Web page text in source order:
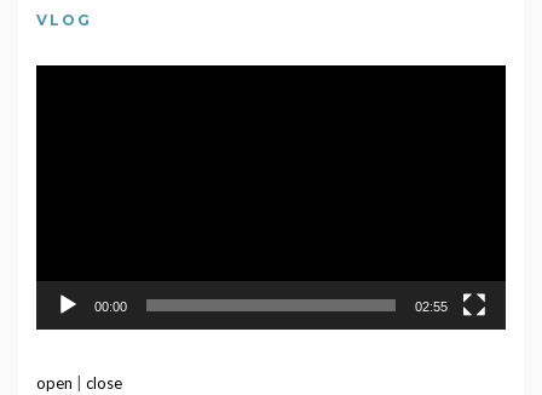
VLOG
00:00 02:55
open
close